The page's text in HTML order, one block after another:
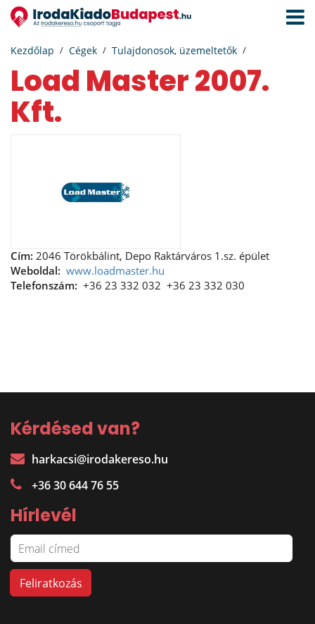
Kezdőlap Cégek Tulajdonosok, üzemeltetők
Load Master 2007.
Kft.
Cím: 2046 Törökbálint, Depo Raktárváros 1.sz. épület
Weboldal: www.loadmaster.hu
Telefonszám: +36 23 332 032 +36 23 332 030
Kérdésed van?
harkacsi@irodakereso.hu
+36 30 644 76 55
Hírlevél